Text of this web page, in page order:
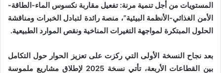
المستويات من أجل تنمية مرنة: تفعيل مقاربة نكسوس الماء-الطاقة-
الأمن الغذائي-الأنظمة البيئية”، منصة رائدة لتبادل الخبرات ومناقشة
الحلول المبتكرة لمواجهة التغيرات المناخية ونقص الموارد الطبيعية.
بعد نجاح النسخة الأولى التي ركزت على تعزيز الحوار حول التكامل
بين القطاعات الأربعة، تأتي نسخة 2025 لإطلاق مشاريع ملموسة